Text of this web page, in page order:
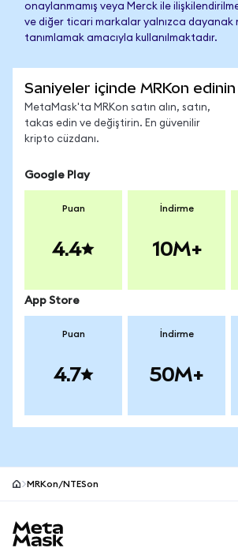
onaylanmamış veya Merck ile
ve diğer ticari markalar yalnızca dayanak
tanımlamak amacıyla kullanılmaktadır.
Saniyeler içinde MRKon edinin
MetaMask'ta MRKon satın alın, satın,
takas edin ve değiştirin. En güvenilir
kripto cüzdanı.
Google Play
Puan
4.4
İndirme
10M+
App Store
Puan
4.7
İndirme
50M+
MRKon/NTESon